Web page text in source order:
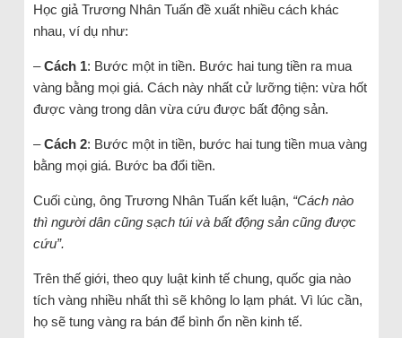
Học giả Trương Nhân Tuấn đề xuất nhiều cách khác
nhau, ví dụ như:
–Cách 1: Bước một in tiền. Bước hai tung tiền ra mua
vàng bằng mọi giá. Cách này nhất cử lưỡng tiện: vừa hốt
được vàng trong dân vừa cứu được bất động sản.
–Cách 2: Bước một in tiền, bước hai tung tiền mua vàng
bằng mọi giá. Bước ba đổi tiền.
Cuối cùng, ông Trương Nhân Tuấn kết luận, “Cách nào
thì người dân cũng sạch túi và bất động sản cũng được
cứu”.
Trên thế giới, theo quy luật kinh tế chung, quốc gia nào
tích vàng nhiều nhất thì sẽ không lo lạm phát. Vì lúc cần,
họ sẽ tung vàng ra bán để bình ổn nền kinh tế.